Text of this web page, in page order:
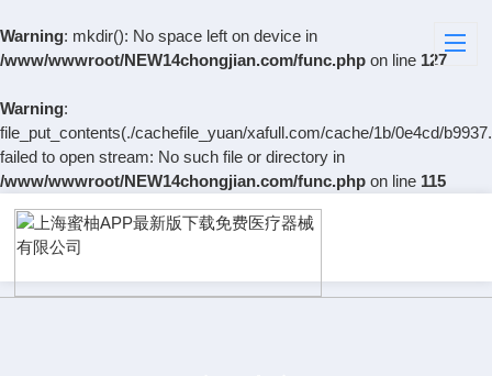
Warning: mkdir(): No space left on device in
/www/wwwroot/NEW14chongjian.com/func.php on line 127
Warning:
file_put_contents(./cachefile_yuan/xafull.com/cache/1b/0e4cd/
failed to open stream: No such file or directory in
/www/wwwroot/NEW14chongjian.com/func.php on line 115